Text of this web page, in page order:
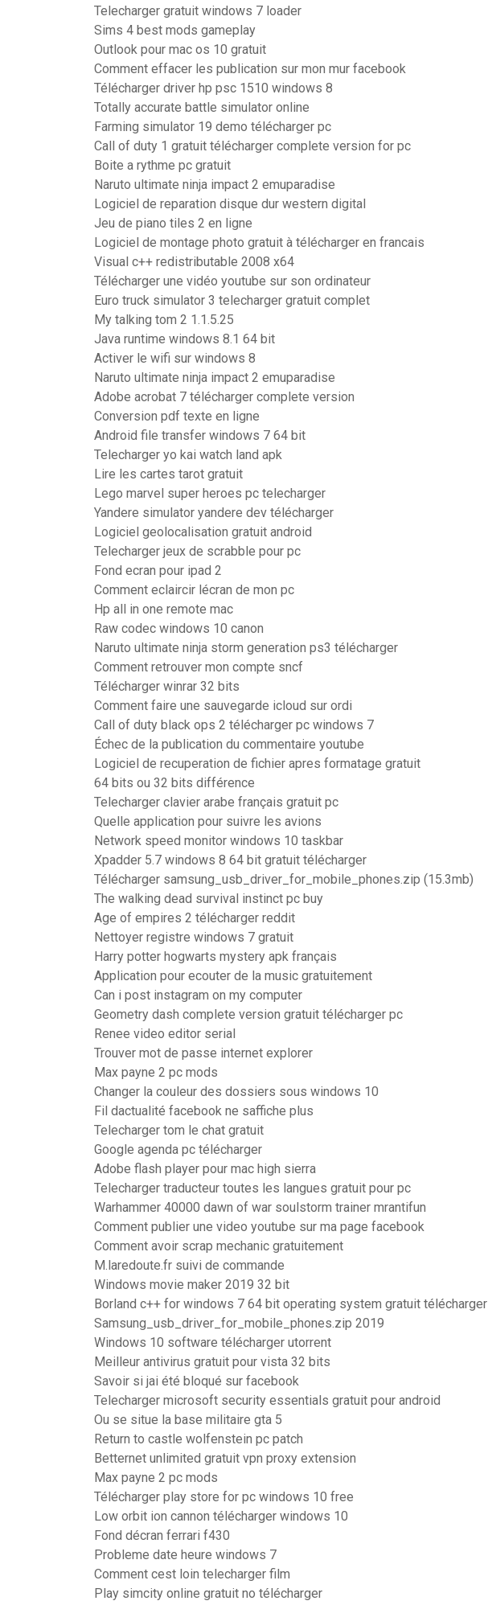
Telecharger gratuit windows 7 loader
Sims 4 best mods gameplay
Outlook pour mac os 10 gratuit
Comment effacer les publication sur mon mur facebook
Télécharger driver hp psc 1510 windows 8
Totally accurate battle simulator online
Farming simulator 19 demo télécharger pc
Call of duty 1 gratuit télécharger complete version for pc
Boite a rythme pc gratuit
Naruto ultimate ninja impact 2 emuparadise
Logiciel de reparation disque dur western digital
Jeu de piano tiles 2 en ligne
Logiciel de montage photo gratuit à télécharger en francais
Visual c++ redistributable 2008 x64
Télécharger une vidéo youtube sur son ordinateur
Euro truck simulator 3 telecharger gratuit complet
My talking tom 2 1.1.5.25
Java runtime windows 8.1 64 bit
Activer le wifi sur windows 8
Naruto ultimate ninja impact 2 emuparadise
Adobe acrobat 7 télécharger complete version
Conversion pdf texte en ligne
Android file transfer windows 7 64 bit
Telecharger yo kai watch land apk
Lire les cartes tarot gratuit
Lego marvel super heroes pc telecharger
Yandere simulator yandere dev télécharger
Logiciel geolocalisation gratuit android
Telecharger jeux de scrabble pour pc
Fond ecran pour ipad 2
Comment eclaircir lécran de mon pc
Hp all in one remote mac
Raw codec windows 10 canon
Naruto ultimate ninja storm generation ps3 télécharger
Comment retrouver mon compte sncf
Télécharger winrar 32 bits
Comment faire une sauvegarde icloud sur ordi
Call of duty black ops 2 télécharger pc windows 7
Échec de la publication du commentaire youtube
Logiciel de recuperation de fichier apres formatage gratuit
64 bits ou 32 bits différence
Telecharger clavier arabe français gratuit pc
Quelle application pour suivre les avions
Network speed monitor windows 10 taskbar
Xpadder 5.7 windows 8 64 bit gratuit télécharger
Télécharger samsung_usb_driver_for_mobile_phones.zip (15.3mb)
The walking dead survival instinct pc buy
Age of empires 2 télécharger reddit
Nettoyer registre windows 7 gratuit
Harry potter hogwarts mystery apk français
Application pour ecouter de la music gratuitement
Can i post instagram on my computer
Geometry dash complete version gratuit télécharger pc
Renee video editor serial
Trouver mot de passe internet explorer
Max payne 2 pc mods
Changer la couleur des dossiers sous windows 10
Fil dactualité facebook ne saffiche plus
Telecharger tom le chat gratuit
Google agenda pc télécharger
Adobe flash player pour mac high sierra
Telecharger traducteur toutes les langues gratuit pour pc
Warhammer 40000 dawn of war soulstorm trainer mrantifun
Comment publier une video youtube sur ma page facebook
Comment avoir scrap mechanic gratuitement
M.laredoute.fr suivi de commande
Windows movie maker 2019 32 bit
Borland c++ for windows 7 64 bit operating system gratuit télécharger
Samsung_usb_driver_for_mobile_phones.zip 2019
Windows 10 software télécharger utorrent
Meilleur antivirus gratuit pour vista 32 bits
Savoir si jai été bloqué sur facebook
Telecharger microsoft security essentials gratuit pour android
Ou se situe la base militaire gta 5
Return to castle wolfenstein pc patch
Betternet unlimited gratuit vpn proxy extension
Max payne 2 pc mods
Télécharger play store for pc windows 10 free
Low orbit ion cannon télécharger windows 10
Fond décran ferrari f430
Probleme date heure windows 7
Comment cest loin telecharger film
Play simcity online gratuit no télécharger